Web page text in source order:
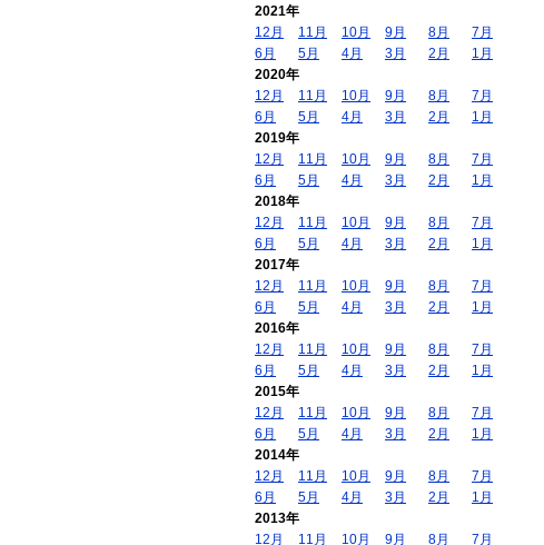
2021年
12月
11月 10月 9月 8月
7月
6月
5月 4月 3月 2月
1月
2020年
12月
11月 10月 9月 8月
7月
6月
5月 4月 3月 2月
1月
2019年
12月
11月 10月 9月 8月
7月
6月
5月 4月 3月 2月
1月
2018年
12月
11月 10月 9月 8月
7月
6月
5月 4月 3月 2月
1月
2017年
12月
11月 10月 9月 8月
7月
6月
5月 4月 3月 2月
1月
2016年
12月
11月 10月 9月 8月
7月
6月
5月 4月 3月 2月
1月
2015年
12月
11月 10月 9月 8月
7月
6月
5月 4月 3月 2月
1月
2014年
12月
11月 10月 9月 8月
7月
6月
5月 4月 3月 2月
1月
2013年
12月
11月 10月 9月 8月 7月